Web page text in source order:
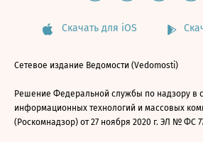
Скачать для iOS
Сетевое издание Ведомости (Vedomosti)
Решение Федеральной службы по надзору в
информационных технологий и массовых
(Роскомнадзор) от 27 ноября 2020 г. ЭЛ № ФС